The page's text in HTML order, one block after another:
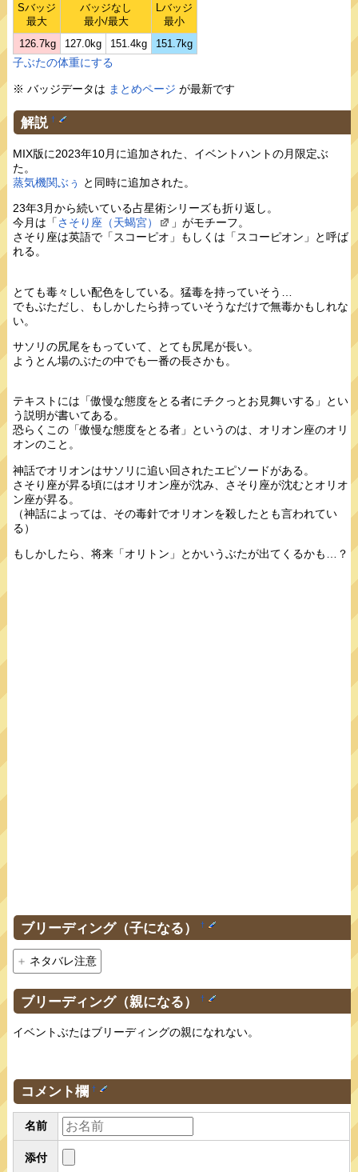
Sバッジ
最大
バッジなし
最小/最大
Lバッジ
最小
126.7kg
127.0kg 151.4kg 151.7kg
子ぶたの体重にする
※ バッジデータは まとめページ が最新です
解説 †
MIX版に2023年10月に追加された、イベントハントの月限定ぶ
た。
蒸気機関ぶぅ
と同時に追加された。
23年3月から続いている占星術シリーズも折り返し。
今月は「さそり座（天蝎宮）
」がモチーフ。
さそり座は英語で「スコーピオ」もしくは「スコーピオン」と呼ば
れる。
とても毒々しい配色をしている。猛毒を持っていそう…
でもぶただし、もしかしたら持っていそうなだけで無毒かもしれな
い。
サソリの尻尾をもっていて、とても尻尾が長い。
ようとん場のぶたの中でも一番の長さかも。
テキストには「傲慢な態度をとる者にチクっとお見舞いする」とい
う説明が書いてある。
恐らくこの「傲慢な態度をとる者」というのは、オリオン座のオリ
オンのこと。
神話でオリオンはサソリに追い回されたエピソードがある。
さそり座が昇る頃にはオリオン座が沈み、さそり座が沈むとオリオ
ン座が昇る。
（神話によっては、その毒針でオリオンを殺したとも言われてい
る）
もしかしたら、将来「オリトン」とかいうぶたが出てくるかも…？
ブリーディング（子になる） †
ネタバレ注意
ブリーディング（親になる） †
イベントぶたはブリーディングの親になれない。
コメント欄 †
名前
添付